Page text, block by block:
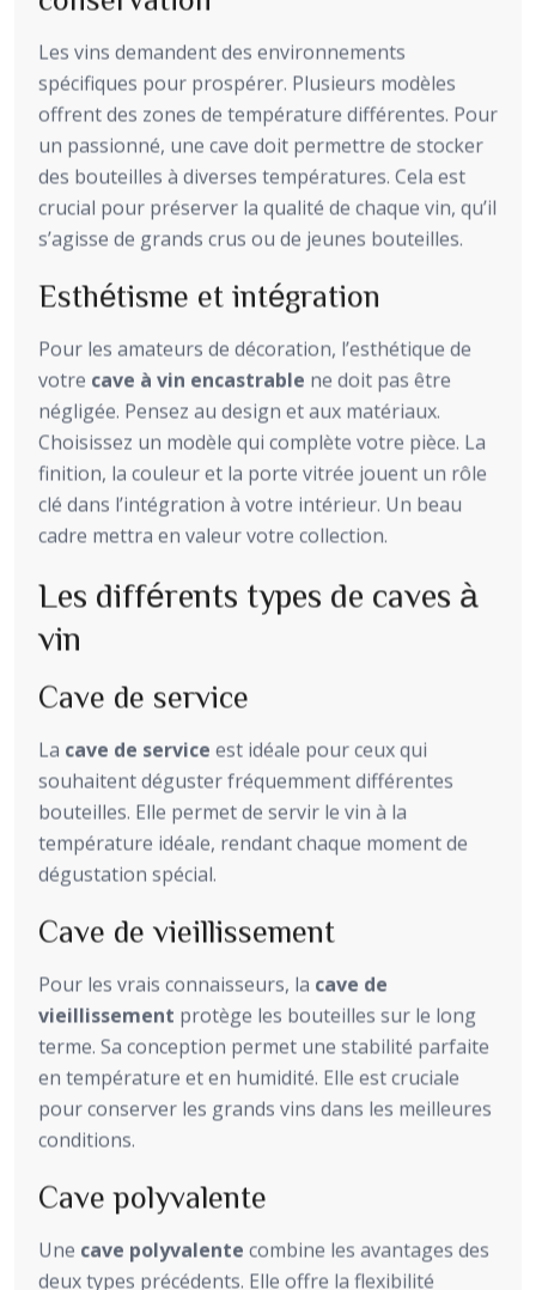
Les vins demandent des environnements
spécifiques pour prospérer. Plusieurs modèles
offrent des zones de température différentes. Pour
un passionné, une cave doit permettre de stocker
des bouteilles à diverses températures. Cela est
crucial pour préserver la qualité de chaque vin, qu’il
s’agisse de grands crus ou de jeunes bouteilles.
Esthétisme et intégration
Pour les amateurs de décoration, l’esthétique de
votre cave à vin encastrable ne doit pas être
négligée. Pensez au design et aux matériaux.
Choisissez un modèle qui complète votre pièce. La
finition, la couleur et la porte vitrée jouent un rôle
clé dans l’intégration à votre intérieur. Un beau
cadre mettra en valeur votre collection.
Les différents types de caves à
vin
Cave de service
La cave de service est idéale pour ceux qui
souhaitent déguster fréquemment différentes
bouteilles. Elle permet de servir le vin à la
température idéale, rendant chaque moment de
dégustation spécial.
Cave de vieillissement
Pour les vrais connaisseurs, la cave de
vieillissement protège les bouteilles sur le long
terme. Sa conception permet une stabilité parfaite
en température et en humidité. Elle est cruciale
pour conserver les grands vins dans les meilleures
conditions.
Cave polyvalente
Une cave polyvalente combine les avantages des
deux types précédents. Elle offre la flexibilité